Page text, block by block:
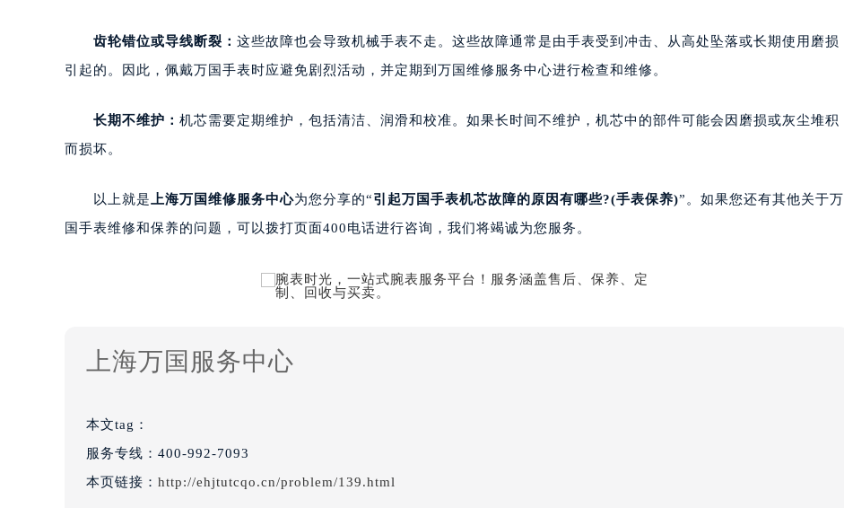
齿轮错位或导线断裂： 这些故障也会导致机械手表不走。这些故障通常是由手表受到冲击、从高处坠落或长期使用磨损
引起的。因此，佩戴万国手表时应避免剧烈活动，并定期到万国维修服务中心进行检查和维修。
长期不维护： 机芯需要定期维护，包括清洁、润滑和校准。如果长时间不维护，机芯中的部件可能会因磨损或灰尘堆积
而损坏。
以上就是 上海万国维修服务中心为您分享的“引起万国手表机芯故障的原因有哪些?(手表保养)”。如果您还有其他关于万
国手表维修和保养的问题，可以拨打页面400电话进行咨询，我们将竭诚为您服务。
上海万国服务中心
本文tag：
服务专线： 400-992-7093
本页链接： http://ehjtutcqo.cn/problem/139.html